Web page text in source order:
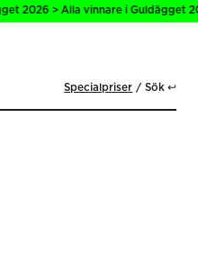
2026 > Alla vinnare i
Specialpriser Sök ↩